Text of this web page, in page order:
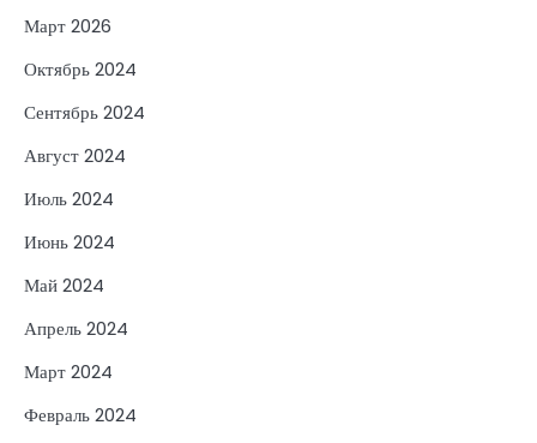
Март 2026
Октябрь 2024
Сентябрь 2024
Август 2024
Июль 2024
Июнь 2024
Май 2024
Апрель 2024
Март 2024
Февраль 2024